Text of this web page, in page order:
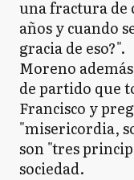
una fractura de
años y cuando
gracia de eso?".
Moreno
de partido que
Francisco y
"misericordia,
son "tres
sociedad.